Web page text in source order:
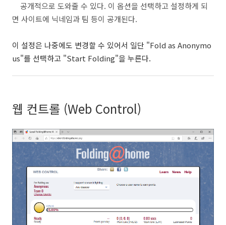
공개적으로 도와줄 수 있다. 이 옵션을 선택하고 설정하게 되
면 사이트에 닉네임과 팀 등이 공개된다.
이 설정은 나중에도 변경할 수 있어서 일단 "Fold as Anonymo
us"를 선택하고 "Start Folding"을 누른다.
웹 컨트롤 (Web Control)